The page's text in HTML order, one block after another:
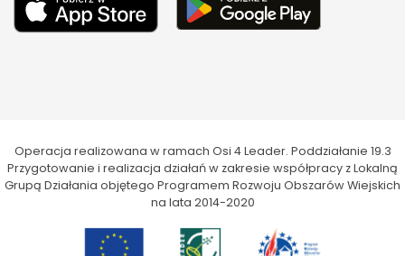
Operacja realizowana w ramach Osi 4 Leader. Poddziałanie 19.3
Przygotowanie i realizacja działań w zakresie współpracy z Lokalną
Grupą Działania objętego Programem Rozwoju Obszarów Wiejskich
na lata 2014-2020